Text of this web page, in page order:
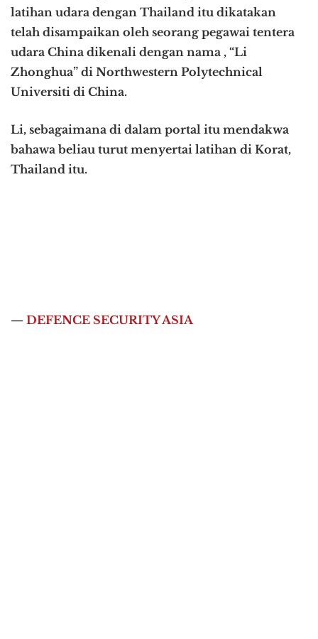
latihan udara dengan Thailand itu dikatakan
telah disampaikan oleh seorang pegawai tentera
udara China dikenali dengan nama , “Li
Zhonghua” di Northwestern Polytechnical
Universiti di China.
Li, sebagaimana di dalam portal itu mendakwa
bahawa beliau turut menyertai latihan di Korat,
Thailand itu.
— DEFENCE SECURITY ASIA